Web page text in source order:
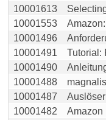
10001613
10001553
10001496
10001491
Tutorial:
10001490
10001488
10001487
10001482
Amazon